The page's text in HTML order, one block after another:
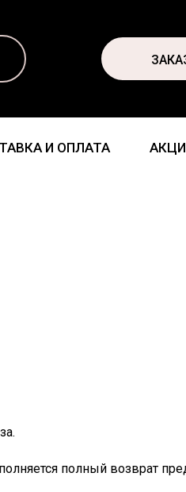
И ОПЛАТА
полный возврат